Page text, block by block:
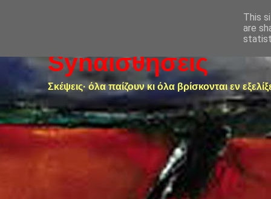
Synαισθήσεις
Σκέψεις· όλα παίζουν κι όλα βρίσκονται εν
This
are